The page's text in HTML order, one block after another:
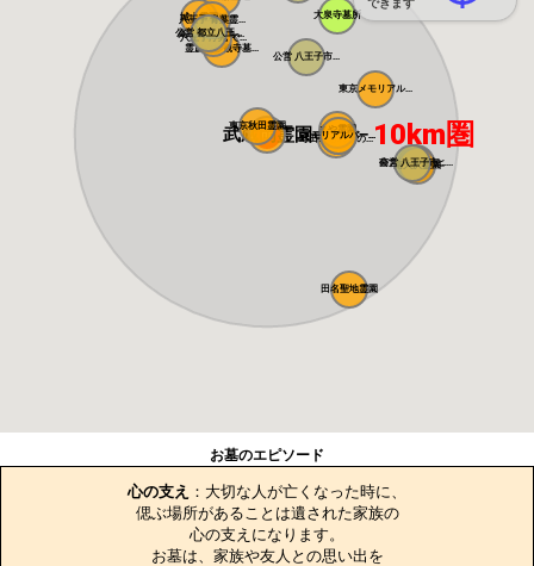
できます
町田こもれびの...
メモリアルパー...
南大沢バードヒ...
南大沢霊園
霊慶山妙観寺墓...
高級公園墓地 ...
八王子浄苑 で...
城山霊園
八王子 青葉霊...
東京秋田霊園 まや霊園
大泉寺墓所
公営 都立八王...
公営 八王子市...
公営 八王子市...
メモリアルパー...
東京メモリアル...
田名聖地霊園
武蔵岡霊園 10km圏
お墓のエピソード
心の支え ：大切な人が亡くなった時に、
偲ぶ場所があることは遺された家族の
心の支えになります。
お墓は、家族や友人との思い出を